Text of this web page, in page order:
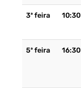
3ª feira 10:30
5ª feira 16:30